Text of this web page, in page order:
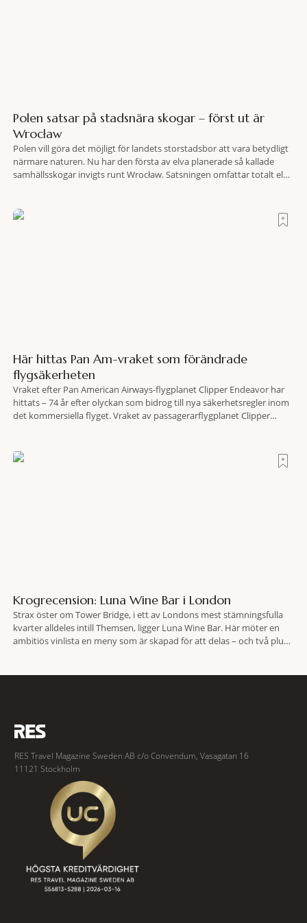
Polen satsar på stadsnära skogar – först ut är
Wrocław
Polen vill göra det möjligt för landets storstadsbor att vara betydligt
närmare naturen. Nu har den första av elva planerade så kallade
samhällsskogar invigts runt Wrocław. Satsningen omfattar totalt elva
fler människor ska kunna promenera, motionera
Här hittas Pan Am-vraket som förändrade
flygsäkerheten
Vraket efter Pan American Airways-flygplanet Clipper Endeavor har
hittats – 74 år efter olyckan som bidrog till nya säkerhetsregler inom
det kommersiella flyget. Vraket av passagerarflygplanet Clipper
lokaliserades den 2 juni i år med hjälp
Krogrecension: Luna Wine Bar i London
Strax öster om Tower Bridge, i ett av Londons mest stämningsfulla
kvarter alldeles intill Themsen, ligger Luna Wine Bar. Här möter en
ambitiös vinlista en meny som är skapad för att delas – och två plus
RES Travel Magazine Sweden AB c/o Convendum, Vasagatan 16
11121 Stockholm